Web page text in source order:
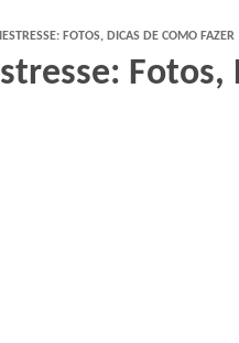
FOTOS, DICAS DE COMO FAZER
Fotos,